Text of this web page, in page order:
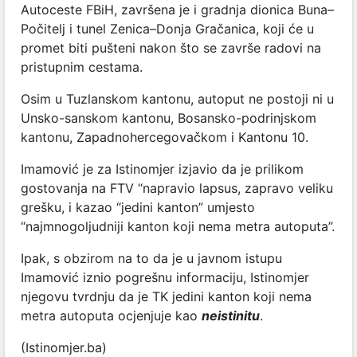
Autoceste FBiH, završena je i gradnja dionica Buna–
Počitelj i tunel Zenica–Donja Gračanica, koji će u
promet biti pušteni nakon što se završe radovi na
pristupnim cestama.
Osim u Tuzlanskom kantonu, autoput ne postoji ni u
Unsko-sanskom kantonu, Bosansko-podrinjskom
kantonu, Zapadnohercegovačkom i Kantonu 10.
Imamović je za Istinomjer izjavio da je prilikom
gostovanja na FTV “napravio lapsus, zapravo veliku
grešku, i kazao “jedini kanton” umjesto
“najmnogoljudniji kanton koji nema metra autoputa”.
Ipak, s obzirom na to da je u javnom istupu
Imamović iznio pogrešnu informaciju, Istinomjer
njegovu tvrdnju da je TK jedini kanton koji nema
metra autoputa ocjenjuje kao neistinitu.
(Istinomjer.ba)